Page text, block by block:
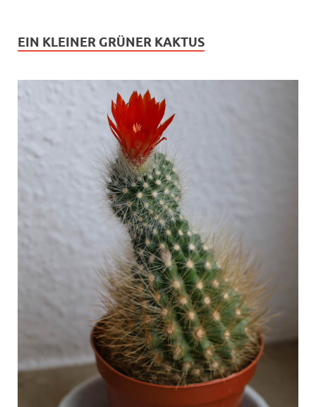
EIN KLEINER GRÜNER KAKTUS